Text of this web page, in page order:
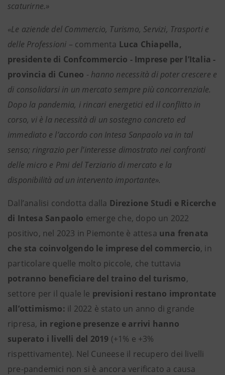
scaturirne.»
«Le aziende del Commercio, Turismo, Servizi, Trasporti e
delle Professioni – commenta Luca Chiapella,
presidente di Confcommercio - Imprese per l’Italia -
provincia di Cuneo - hanno necessità di poter crescere e
di consolidarsi in un mercato sempre più concorrenziale.
Dopo la pandemia, i rincari energetici ed il conflitto in
corso, vi è la necessità di un sostegno concreto ed
immediato e l’accordo con Intesa Sanpaolo va in tal
senso; ringrazio per l’interesse dimostrato nei confronti
delle micro e Pmi del Terziario di mercato e la
disponibilità ad un intervento importante».
Dall’analisi condotta dalla Direzione Studi e Ricerche
di Intesa Sanpaolo emerge che, dopo un 2022
positivo, nel 2023 in Piemonte è attesa una frenata
che sta coinvolgendo le imprese del commercio, in
particolare quelle molto piccole, che tuttavia
potranno beneficiare del traino del turismo,
settore per il quale le previsioni restano improntate
all’ottimismo: il 2022 è stato un anno di grande
ripresa, in regione presenze e arrivi hanno
superato i livelli del 2019 (+1% e +3%
rispettivamente). Nel Cuneese il recupero dei livelli
pre-pandemici non si è ancora verificato a causa